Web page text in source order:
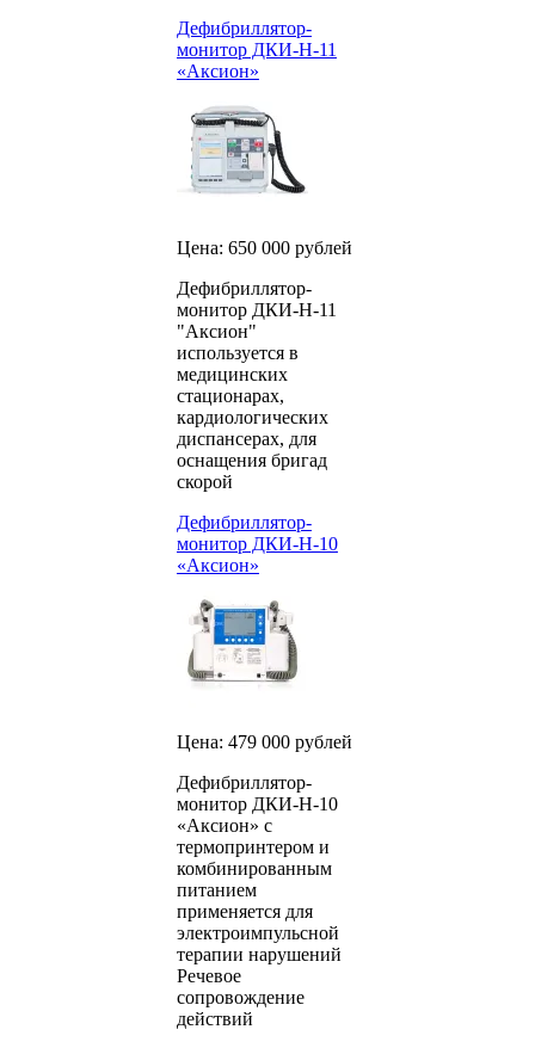
Дефибриллятор-
монитор ДКИ-Н-11
«Аксион»
Цена: 650 000 рублей
Дефибриллятор-
монитор ДКИ-Н-11
"Аксион"
используется в
медицинских
стационарах,
кардиологических
диспансерах, для
оснащения бригад
скорой
Дефибриллятор-
монитор ДКИ-Н-10
«Аксион»
Цена: 479 000 рублей
Дефибриллятор-
монитор ДКИ-Н-10
«Аксион» с
термопринтером и
комбинированным
питанием
применяется для
электроимпульсной
терапии нарушений
Речевое
сопровождение
действий